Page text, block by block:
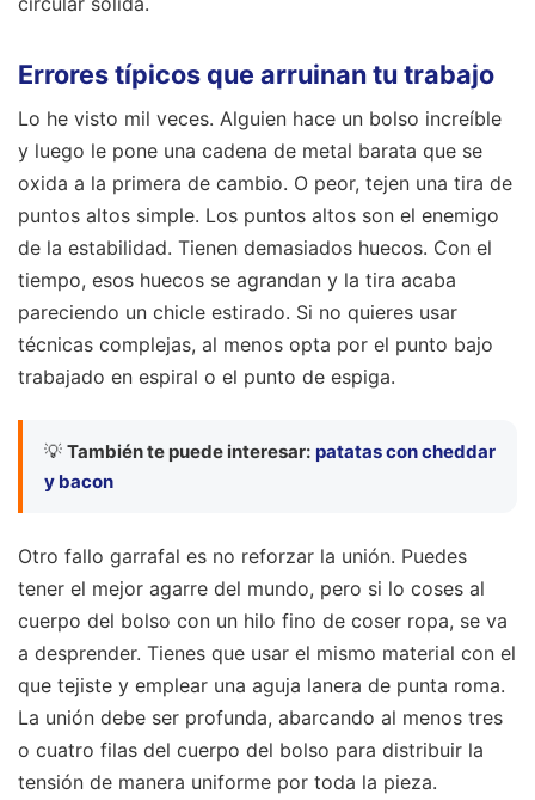
Errores típicos que arruinan tu trabajo
Lo he visto mil veces. Alguien hace un bolso increíble
y luego le pone una cadena de metal barata que se
oxida a la primera de cambio. O peor, tejen una tira de
puntos altos simple. Los puntos altos son el enemigo
de la estabilidad. Tienen demasiados huecos. Con el
tiempo, esos huecos se agrandan y la tira acaba
pareciendo un chicle estirado. Si no quieres usar
técnicas complejas, al menos opta por el punto bajo
trabajado en espiral o el punto de espiga.
💡 También te puede interesar: patatas con cheddar
y bacon
Otro fallo garrafal es no reforzar la unión. Puedes
tener el mejor agarre del mundo, pero si lo coses al
cuerpo del bolso con un hilo fino de coser ropa, se va
a desprender. Tienes que usar el mismo material con el
que tejiste y emplear una aguja lanera de punta roma.
La unión debe ser profunda, abarcando al menos tres
o cuatro filas del cuerpo del bolso para distribuir la
tensión de manera uniforme por toda la pieza.